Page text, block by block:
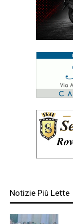
Notizie Più Lette